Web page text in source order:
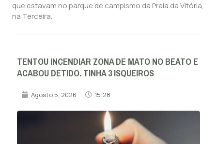
que estavam no parque de campismo da Praia da Vitória,
na Terceira.
TENTOU INCENDIAR ZONA DE MATO NO BEATO E
ACABOU DETIDO. TINHA 3 ISQUEIROS
Agosto 5, 2026 15:28